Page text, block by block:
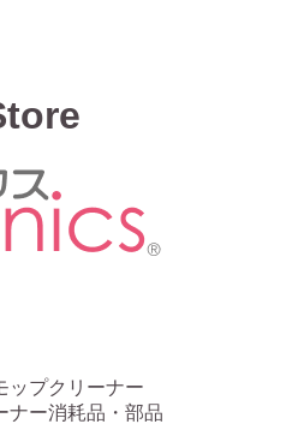
ップクリーナー
ナー消耗品・部品